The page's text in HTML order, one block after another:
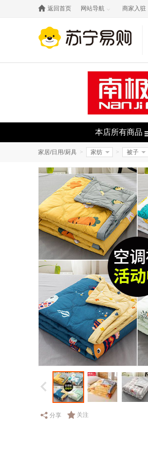
 返回首页 网站导航  商家入驻
本店所有商品
家居/日用/厨具 > 家纺 > 被子
分享 关注